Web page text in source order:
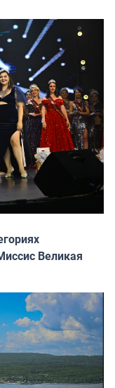
Великая